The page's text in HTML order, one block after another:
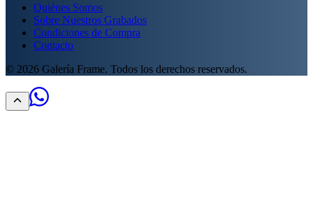
Quiénes Somos
Sobre Nuestros Grabados
Condiciones de Compra
Contacto
© 2026 Galería Frame. Todos los derechos reservados.